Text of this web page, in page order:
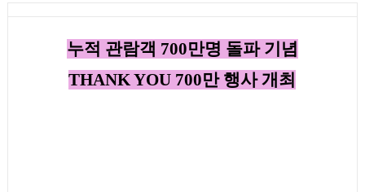
누적 관람객 700만명 돌파 기념
THANK YOU 700만 행사 개최